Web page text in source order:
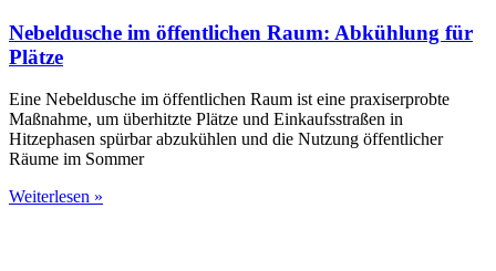
Nebeldusche im öffentlichen Raum: Abkühlung für
Plätze
Eine Nebeldusche im öffentlichen Raum ist eine praxiserprobte
Maßnahme, um überhitzte Plätze und Einkaufsstraßen in
Hitzephasen spürbar abzukühlen und die Nutzung öffentlicher
Räume im Sommer
Weiterlesen »